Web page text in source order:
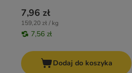
7,96 zł
159,20 zł / kg
7,56 zł
Dodaj do koszyka